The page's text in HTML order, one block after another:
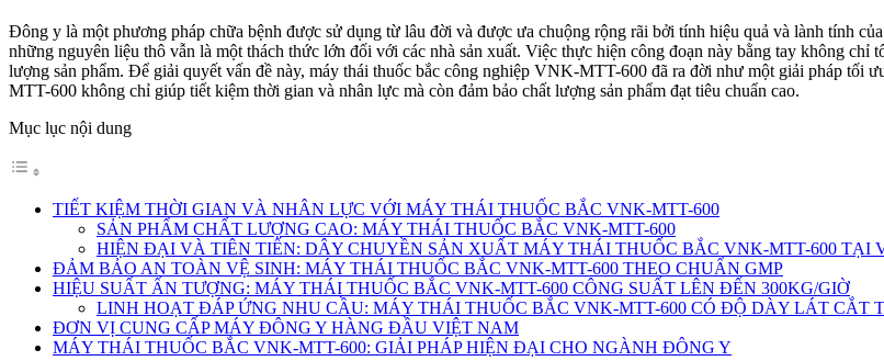
Đông y là một phương pháp chữa bệnh được sử dụng từ lâu đời và được ưa chuộng rộng rãi bởi tính hiệu quả và lành tính
những nguyên liệu thô vẫn là một thách thức lớn đối với các nhà sản xuất. Việc thực hiện công đoạn này bằng tay không chỉ
lượng sản phẩm. Để giải quyết vấn đề này, máy thái thuốc bắc công nghiệp VNK-MTT-600 đã ra đời như một giải pháp tối
MTT-600 không chỉ giúp tiết kiệm thời gian và nhân lực mà còn đảm bảo chất lượng sản phẩm đạt tiêu chuẩn cao.
Mục lục nội dung
TIẾT KIỆM THỜI GIAN VÀ NHÂN LỰC VỚI MÁY THÁI THUỐC BẮC VNK-MTT-600
SẢN PHẨM CHẤT LƯỢNG CAO: MÁY THÁI THUỐC BẮC VNK-MTT-600
HIỆN ĐẠI VÀ TIÊN TIẾN: DÂY CHUYỀN SẢN XUẤT MÁY THÁI THUỐC BẮC VNK-MTT-600 TẠI
ĐẢM BẢO AN TOÀN VỆ SINH: MÁY THÁI THUỐC BẮC VNK-MTT-600 THEO CHUẨN GMP
HIỆU SUẤT ẤN TƯỢNG: MÁY THÁI THUỐC BẮC VNK-MTT-600 CÔNG SUẤT LÊN ĐẾN 300KG/GIỜ
LINH HOẠT ĐÁP ỨNG NHU CẦU: MÁY THÁI THUỐC BẮC VNK-MTT-600 CÓ ĐỘ DÀY LÁT CẮT
ĐƠN VỊ CUNG CẤP MÁY ĐÔNG Y HÀNG ĐẦU VIỆT NAM
MÁY THÁI THUỐC BẮC VNK-MTT-600: GIẢI PHÁP HIỆN ĐẠI CHO NGÀNH ĐÔNG Y